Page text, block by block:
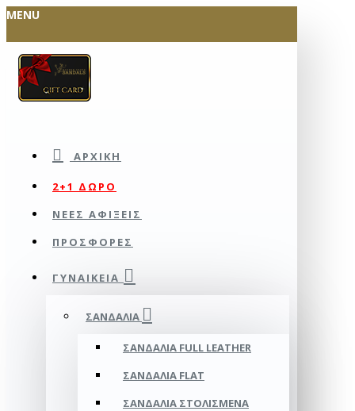
MENU
ΑΡΧΙΚΉ
2+1 ΔΩΡΟ
ΝΕΕΣ ΑΦΙΞΕΙΣ
ΠΡΟΣΦΟΡΕΣ
ΓΥΝΑΙΚΕΊΑ
ΣΑΝΔΆΛΙΑ
ΣΑΝΔΆΛΙΑ FULL LEATHER
ΣΑΝΔΆΛΙΑ FLAT
ΣΑΝΔΆΛΙΑ ΣΤΟΛΙΣΜΈΝΑ